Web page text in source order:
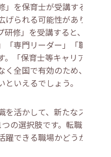
」を保育士が受講すると、
られる可能性がありま
修」を受講すると、3つ
専門リーダー」「職務分
「保育士等キャリアアッ
全国で有効のため、転職
いえるでしょう。
活かして、新たなステッ
の選択肢です。転職する
できる職場かどうかをチ